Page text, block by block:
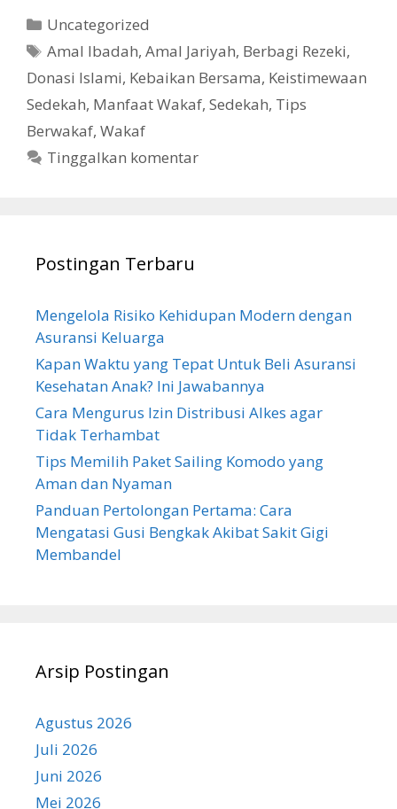
Kategori
Uncategorized
Tag
Amal Ibadah,Amal Jariyah, Berbagi Rezeki,
Donasi Islami, Kebaikan Bersama, Keistimewaan
Sedekah, Manfaat Wakaf, Sedekah, Tips
Berwakaf, Wakaf
Tinggalkan komentar
Postingan Terbaru
Mengelola Risiko Kehidupan Modern dengan
Asuransi Keluarga
Kapan Waktu yang Tepat Untuk Beli Asuransi
Kesehatan Anak? Ini Jawabannya
Cara Mengurus Izin Distribusi Alkes agar
Tidak Terhambat
Tips Memilih Paket Sailing Komodo yang
Aman dan Nyaman
Panduan Pertolongan Pertama: Cara
Mengatasi Gusi Bengkak Akibat Sakit Gigi
Membandel
Arsip Postingan
Agustus 2026
Juli 2026
Juni 2026
Mei 2026